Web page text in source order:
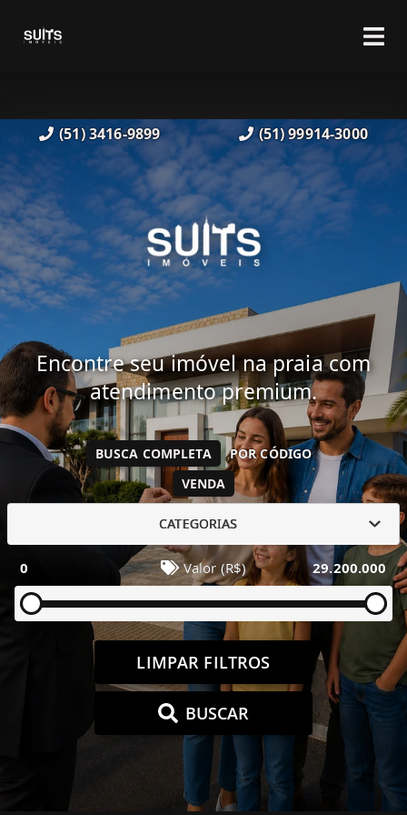
(51) 3416-9899 (51) 99914-3000
Encontre seu imóvel na praia com
atendimento premium.
VENDA
BUSCA COMPLETA POR CÓDIGO
CATEGORIAS
0 Valor (R$) 29.200.000
LIMPAR FILTROS
BUSCAR